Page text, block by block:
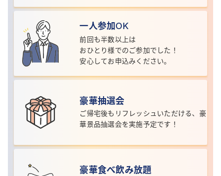
一人参加OK
前回も半数以上は
おひとり様でのご参加でした！
安心してお申込みください。
豪華抽選会
ご帰宅後もリフレッシュいただける、 豪
華景品抽選会を実施予定です！
豪華食べ飲み放題